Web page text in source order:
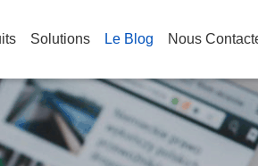
Solutions Le Blog Nous